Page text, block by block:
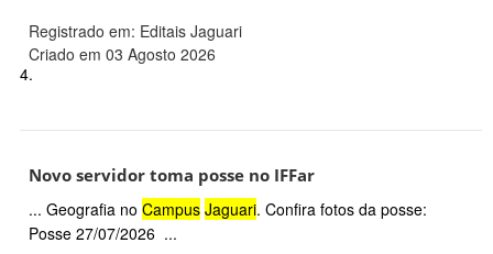
Registrado em: Editais Jaguari
Criado em 03 Agosto 2026
4.
Novo servidor toma posse no IFFar
... Geografia no Campus Jaguari. Confira fotos da posse:
Posse 27/07/2026 ...